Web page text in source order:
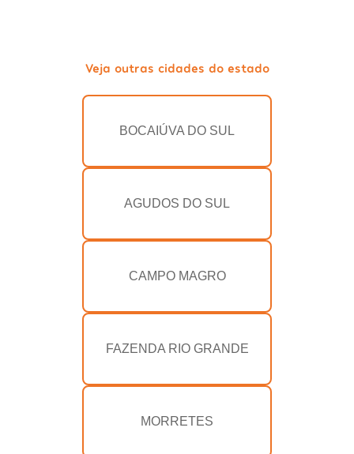
Veja outras cidades do estado
BOCAIÚVA DO SUL
AGUDOS DO SUL
CAMPO MAGRO
FAZENDA RIO GRANDE
MORRETES